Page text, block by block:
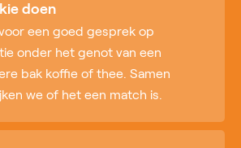
doen
een goed gesprek op
onder het genot van een
bak koffie of thee. Samen
we of het een match is.